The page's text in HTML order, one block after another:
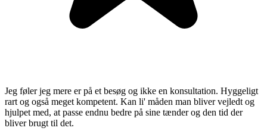
Jeg føler jeg mere er på et besøg og ikke en konsultation. Hyggeligt
rart og også meget kompetent. Kan li' måden man bliver vejledt og
hjulpet med, at passe endnu bedre på sine tænder og den tid der
bliver brugt til det.